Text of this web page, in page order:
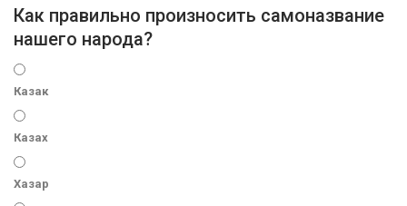
Как правильно произносить самоназвание
нашего народа?
Казак
Казах
Хазар